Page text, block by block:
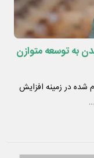
به توسعه متوازن
شده در زمینه افزایش